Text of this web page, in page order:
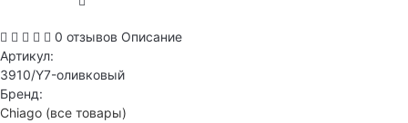
0 отзывов Описание
Артикул:
3910/Y7-оливковый
Бренд:
Chiago (все товары)